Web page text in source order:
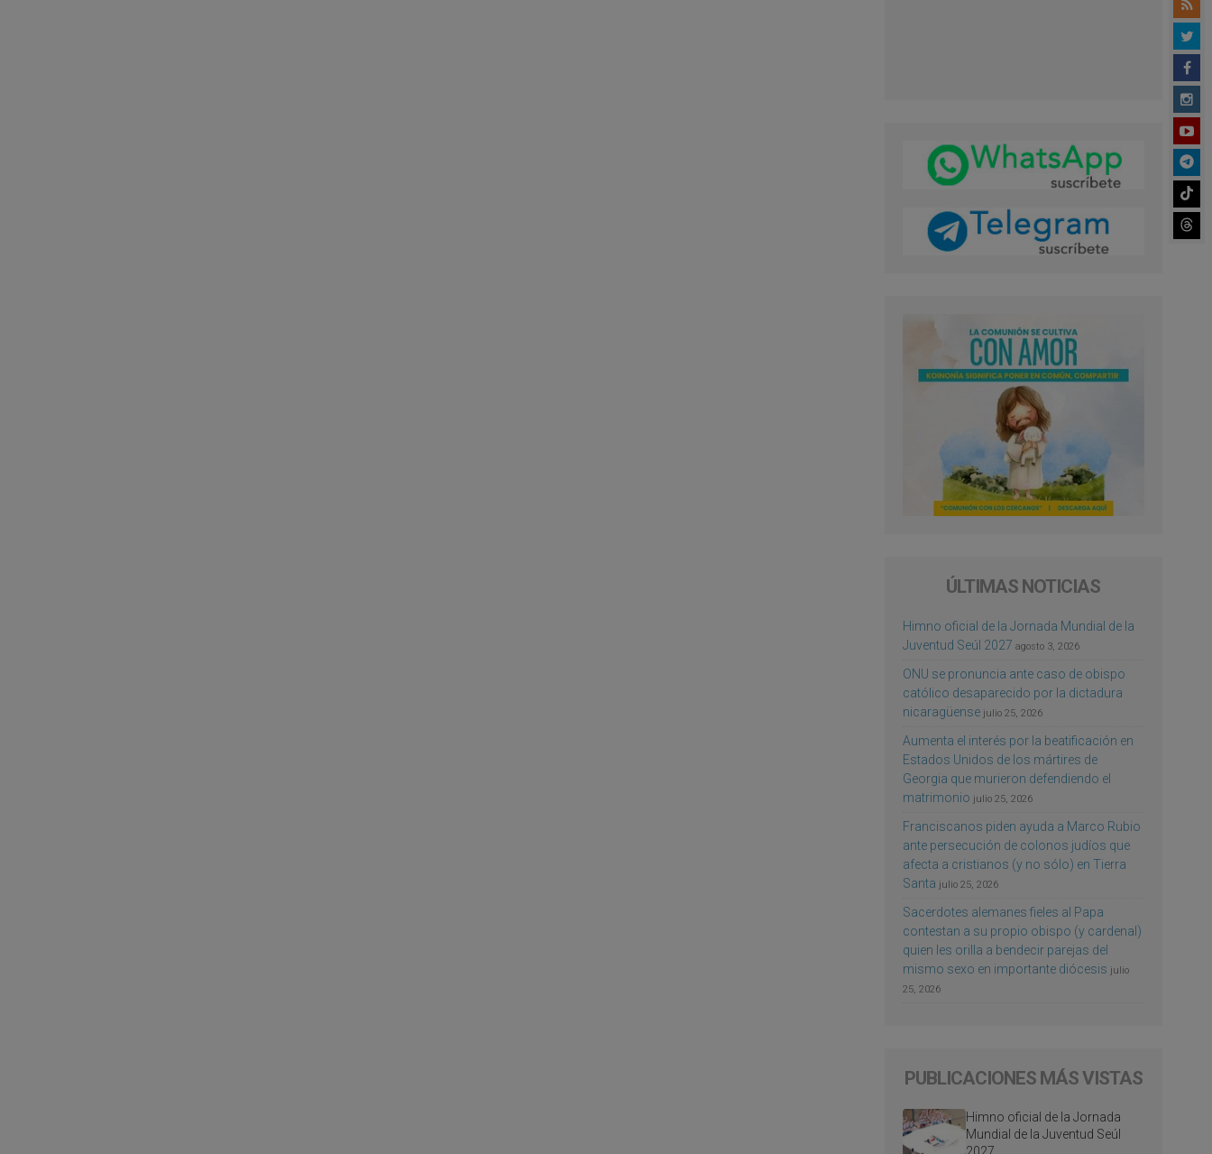
ÚLTIMAS NOTICIAS
Himno oficial de la Jornada Mundial de la
Juventud Seúl 2027 agosto 3, 2026
ONU se pronuncia ante caso de obispo
católico desaparecido por la dictadura
nicaragüense julio 25, 2026
Aumenta el interés por la beatificación en
Estados Unidos de los mártires de
Georgia que murieron defendiendo el
matrimonio julio 25, 2026
Franciscanos piden ayuda a Marco Rubio
ante persecución de colonos judíos que
afecta a cristianos (y no sólo) en Tierra
Santa julio 25, 2026
Sacerdotes alemanes fieles al Papa
contestan a su propio obispo (y cardenal)
quien les orilla a bendecir parejas del
mismo sexo en importante diócesis julio
25, 2026
PUBLICACIONES MÁS VISTAS
Himno oficial de la Jornada
Mundial de la Juventud Seúl